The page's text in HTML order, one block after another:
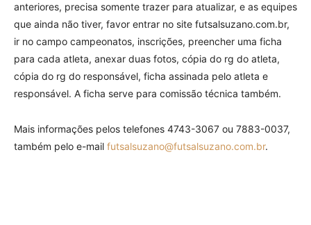
anteriores, precisa somente trazer para atualizar, e as equipes
que ainda não tiver, favor entrar no site futsalsuzano.com.br,
ir no campo campeonatos, inscrições, preencher uma ficha
para cada atleta, anexar duas fotos, cópia do rg do atleta,
cópia do rg do responsável, ficha assinada pelo atleta e
responsável. A ficha serve para comissão técnica também.
Mais informações pelos telefones 4743-3067 ou 7883-0037,
também pelo e-mail futsalsuzano@futsalsuzano.com.br.